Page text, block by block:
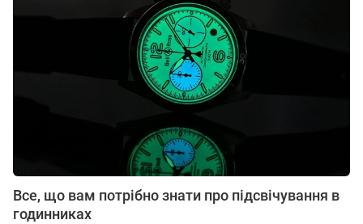
Все, що вам потрібно знати про підсвічування в
годинниках